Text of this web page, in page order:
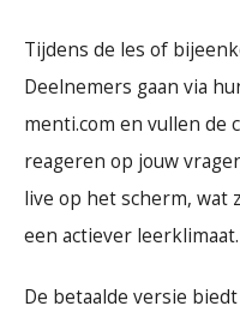
Tijdens de les of
Deelnemers gaan via
menti.com en vullen de
reageren op jouw
live op het scherm, wat
een actiever leerklimaat.
De betaalde versie